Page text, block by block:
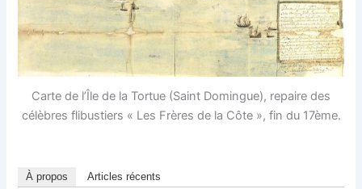
Carte de l’Île de la Tortue (Saint Domingue), repaire des
célèbres flibustiers « Les Frères de la Côte », fin du 17ème.
À propos Articles récents